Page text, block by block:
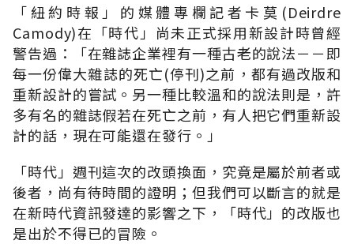
「紐約時報」的媒體專欄記者卡莫(Deirdre
Camody)在「時代」尚未正式採用新設計時曾經
警告過：「在雜誌企業裡有一種古老的說法－－即
每一份偉大雜誌的死亡(停刊)之前，都有過改版和
重新設計的嘗試。另一種比較溫和的說法則是，許
多有名的雜誌假若在死亡之前，有人把它們重新設
計的話，現在可能還在發行。」
「時代」週刊這次的改頭換面，究竟是屬於前者或
後者，尚有待時間的證明；但我們可以斷言的就是
在新時代資訊發達的影響之下，「時代」的改版也
是出於不得已的冒險。